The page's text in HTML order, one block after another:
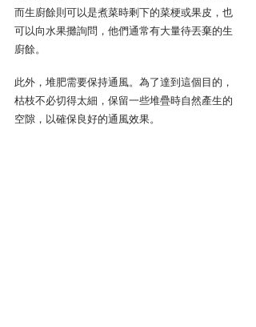
而生廚餘則可以是煮菜時剩下的菜梗或果皮，也
可以向水果攤詢問，他們通常有大量待丟棄的生
廚餘。
此外，堆肥需要保持通風。為了達到這個目的，
枯枝不必切得太細，保留一些堆疊時自然產生的
空隙，以確保良好的通風效果。